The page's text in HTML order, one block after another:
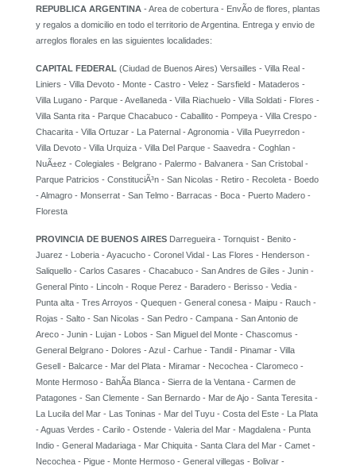
REPUBLICA ARGENTINA - Area de cobertura - EnvÃ­o de flores, plantas
y regalos a domicilio en todo el territorio de Argentina. Entrega y envio de
arreglos florales en las siguientes localidades:
CAPITAL FEDERAL (Ciudad de Buenos Aires) Versailles - Villa Real -
Liniers - Villa Devoto - Monte - Castro - Velez - Sarsfield - Mataderos -
Villa Lugano - Parque - Avellaneda - Villa Riachuelo - Villa Soldati - Flores -
Villa Santa rita - Parque Chacabuco - Caballito - Pompeya - Villa Crespo -
Chacarita - Villa Ortuzar - La Paternal - Agronomia - Villa Pueyrredon -
Villa Devoto - Villa Urquiza - Villa Del Parque - Saavedra - Coghlan -
NuÃ±ez - Colegiales - Belgrano - Palermo - Balvanera - San Cristobal -
Parque Patricios - ConstituciÃ³n - San Nicolas - Retiro - Recoleta - Boedo
- Almagro - Monserrat - San Telmo - Barracas - Boca - Puerto Madero -
Floresta
PROVINCIA DE BUENOS AIRES Darregueira - Tornquist - Benito -
Juarez - Loberia - Ayacucho - Coronel Vidal - Las Flores - Henderson -
Saliquello - Carlos Casares - Chacabuco - San Andres de Giles - Junin -
General Pinto - Lincoln - Roque Perez - Baradero - Berisso - Vedia -
Punta alta - Tres Arroyos - Quequen - General conesa - Maipu - Rauch -
Rojas - Salto - San Nicolas - San Pedro - Campana - San Antonio de
Areco - Junin - Lujan - Lobos - San Miguel del Monte - Chascomus -
General Belgrano - Dolores - Azul - Carhue - Tandil - Pinamar - Villa
Gesell - Balcarce - Mar del Plata - Miramar - Necochea - Claromeco -
Monte Hermoso - BahÃ­a Blanca - Sierra de la Ventana - Carmen de
Patagones - San Clemente - San Bernardo - Mar de Ajo - Santa Teresita -
La Lucila del Mar - Las Toninas - Mar del Tuyu - Costa del Este - La Plata
- Aguas Verdes - Carilo - Ostende - Valeria del Mar - Magdalena - Punta
Indio - General Madariaga - Mar Chiquita - Santa Clara del Mar - Camet -
Necochea - Pigue - Monte Hermoso - General villegas - Bolivar -